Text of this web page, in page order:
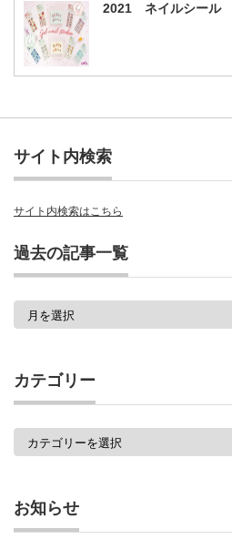
2021 ネイルシール
サイト内検索
サイト内検索はこちら
過去の記事一覧
一
覧
カテゴリー
お知らせ